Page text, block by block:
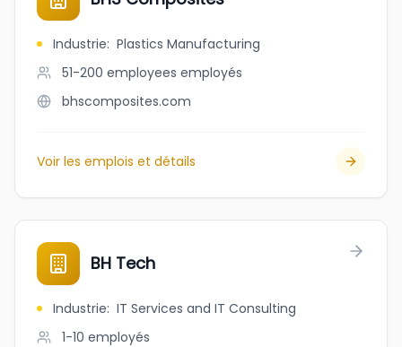
Industrie: Plastics Manufacturing
51-200 employees employés
bhscomposites.com
Voir les emplois et détails
BH Tech
Industrie: IT Services and IT Consulting
1-10 employés